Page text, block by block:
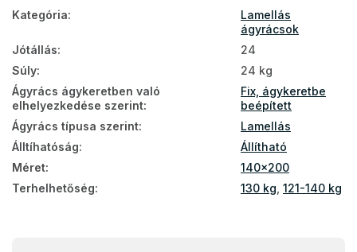
Kategória:
Lamellás
ágyrácsok
Jótállás:
24
Súly:
24 kg
Ágyrács ágykeretben való
elhelyezkedése szerint:
Fix, ágykeretbe
beépített
Ágyrács típusa szerint:
Lamellás
Álltíhatóság:
Állítható
Méret:
140x200
Terhelhetőség: 130 kg 121-140 kg